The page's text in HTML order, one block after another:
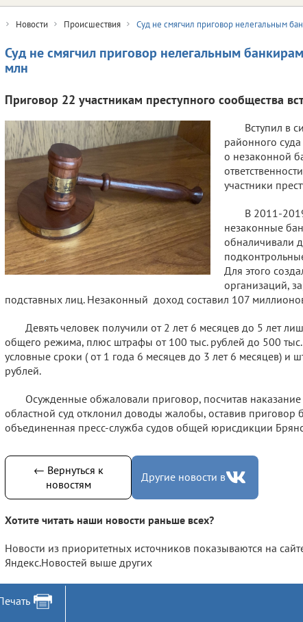
Новости Происшествия Суд не смягчил приговор нелегальным
Суд не смягчил приговор нелегальным
млн
Приговор 22 участникам преступного сообщества
Вступил в
районного
о незаконной
участники
В 2011-
незаконные
обналичивали
Для этого
организаций,
подставных лиц. Незаконный доход составил 107
Девять человек получили от 2 лет 6 месяцев до 5 лет
общего режима, плюс штрафы от 100 тыс. рублей до 500 тыс.
условные сроки ( от 1 года 6 месяцев до 3 лет 6 месяцев) и
рублей.
Осужденные обжаловали приговор, посчитав
областной суд отклонил доводы жалобы, оставив приговор
объединенная пресс-служба судов общей юрисдикции
← Вернуться к
новостям
Другие новости в
Хотите читать наши новости раньше всех?
Новости из приоритетных источников показываются на
Яндекс.Новостей выше других